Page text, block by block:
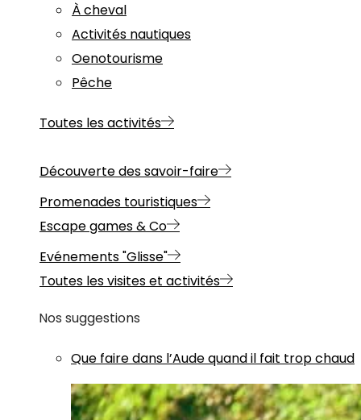
À cheval
Activités nautiques
Oenotourisme
Pêche
Toutes les activités
Découverte des savoir-faire
Promenades touristiques
Escape games & Co
Evénements "Glisse"
Toutes les visites et activités
Nos suggestions
Que faire dans l’Aude quand il fait trop chaud